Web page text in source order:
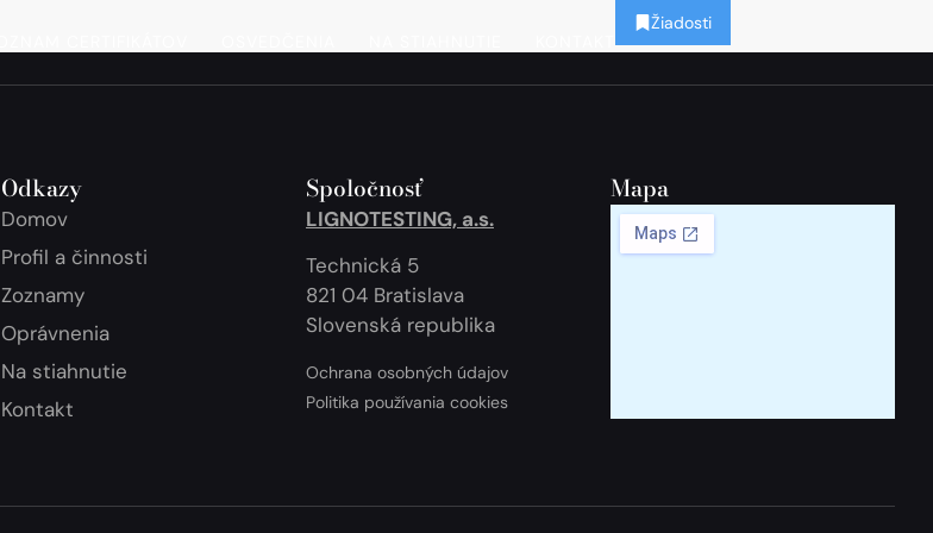
Žiadosti
Odkazy
Domov
Profil a činnosti
Zoznamy
Oprávnenia
Na stiahnutie
Kontakt
Spoločnosť
LIGNOTESTING, a.s.
Technická 5
821 04 Bratislava
Slovenská republika
Ochrana osobných údajov
Politika používania cookies
Mapa